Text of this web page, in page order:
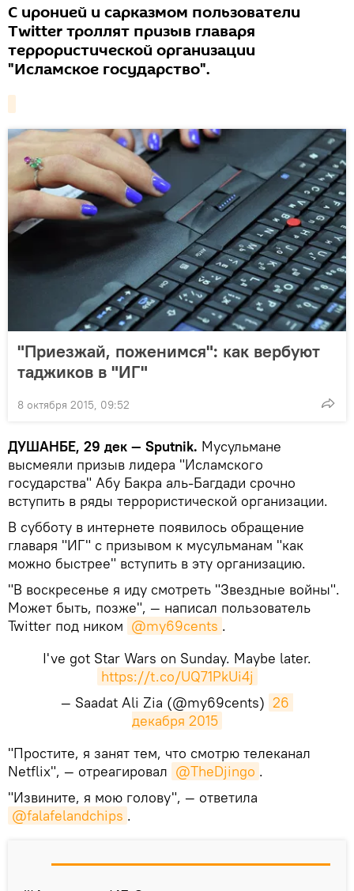
С иронией и сарказмом пользователи
Twitter троллят призыв главаря
террористической организации
"Исламское государство".
"Приезжай, поженимся": как вербуют
таджиков в "ИГ"
8 октября 2015, 09:52
ДУШАНБЕ, 29 дек — Sputnik. Мусульмане
высмеяли призыв лидера "Исламского
государства" Абу Бакра аль-Багдади срочно
вступить в ряды террористической организации.
В субботу в интернете появилось обращение
главаря "ИГ" с призывом к мусульманам "как
можно быстрее" вступить в эту организацию.
"В воскресенье я иду смотреть "Звездные войны".
Может быть, позже", — написал пользователь
Twitter под ником @my69cents .
I've got Star Wars on Sunday. Maybe later.
https://t.co/UQ71PkUi4j
— Saadat Ali Zia (@my69cents) 26
декабря 2015
​"Простите, я занят тем, что смотрю телеканал
Netflix", — отреагировал @TheDjingo .
"Извините, я мою голову", — ответила
@falafelandchips .